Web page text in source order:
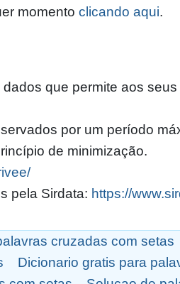
momento clicando aqui.
que permite aos
por um período
de minimização.
pela Sirdata: https://
cruzadas com setas
Dicionario gratis para